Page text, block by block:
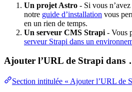
Un projet Astro - Si vous
notre guide d’installation vous
en un rien de temps.
Un serveur CMS Strapi - Vous
serveur Strapi dans un
Ajouter l’URL de Strapi dans
Section intitulée « Ajouter l’URL de